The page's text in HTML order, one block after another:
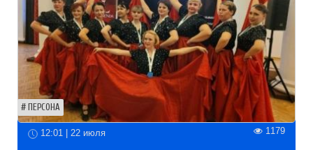
ПЕРСОНА
12:01 | 22 июля 1179